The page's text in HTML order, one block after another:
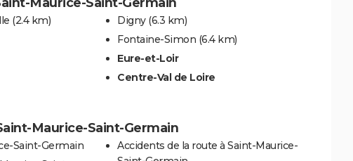
(2.4 km)
Digny (6.3 km)
Fontaine-Simon (6.4 km)
Eure-et-Loir
Centre-Val de Loire
Maurice-Saint-Germain
Saint-Germain
Accidents de la route à Saint-Maurice-